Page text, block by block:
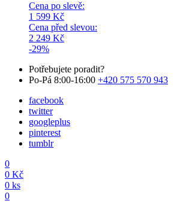
Cena po slevě:
1 599 Kč
Cena před slevou:
2 249 Kč
-29%
Potřebujete poradit?
Po-Pá 8:00-16:00 +420 575 570 943
facebook
twitter
googleplus
pinterest
tumblr
0
0 Kč
0 ks
0